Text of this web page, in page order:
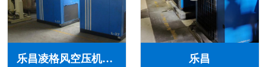
乐昌凌格风空压机维修保养售后服务电话 乐昌